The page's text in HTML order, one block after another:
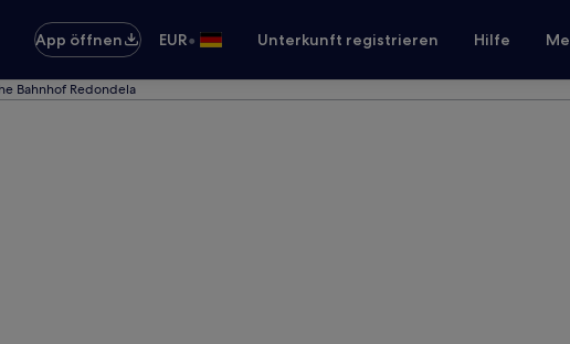
App öffnen EUR• Unterkunft registrieren Hilfe
Bahnhof Redondela